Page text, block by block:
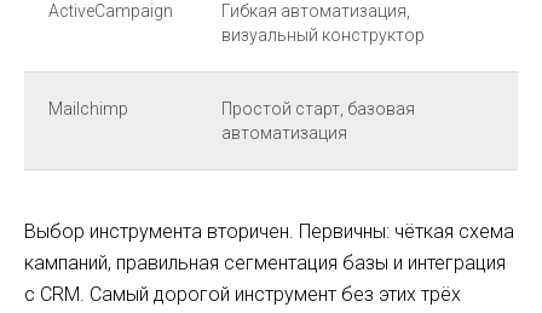
ActiveCampaign
Гибкая автоматизация,
визуальный конструктор
Mailchimp
Простой старт, базовая
автоматизация
Выбор инструмента вторичен. Первичны: чёткая схема
кампаний, правильная сегментация базы и интеграция
с CRM. Самый дорогой инструмент без этих трёх